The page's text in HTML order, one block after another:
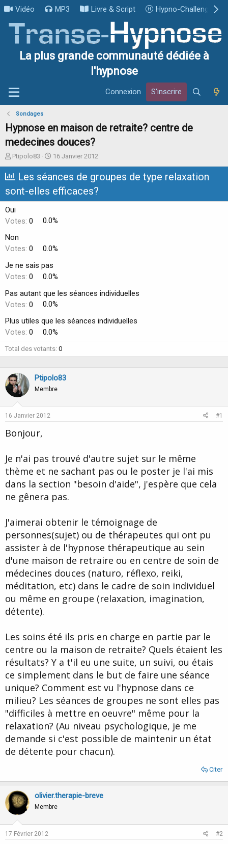
Vidéo MP3 Livre & Script Hypno-Challenge
La plus grande communauté dédiée à
l'hypnose
Connexion S'inscrire
Sondages
Hypnose en maison de retraite? centre de
medecines douces?
I
i
i
a
t
e
r
d
l
a
i
s
u
s
i
o
Ptipolo83
D
t
d
e
é
t
16 Janvier 2012
Les séances de groupes de type relaxation
sont-elles efficaces?
Oui
Votes: 0
0.0%
Non
Votes: 0
0.0%
Je ne sais pas
Votes: 0
0.0%
Pas autant que les séances individuelles
Votes: 0
0.0%
Plus utiles que les séances individuelles
Votes: 0 0.0%
Total des votants 0
Ptipolo83
Membre
16 Janvier 2012 #1
Bonjour,
Je n'ai pas trouvé d'autre sujet sur le même
thème et ne sachant pas ou le poster je l'ai mis
dans la section "besoin d'aide", j'espère que cela
ne gênera pas.
J'aimerai obtenir le témoignage de
personnes(sujet) ou de thérapeutes qui ont pu
assister à de l'hypnose thérapeutique au sein
d'une maison de retraire ou en centre de soin de
médecines douces (naturo, réflexo, reiki,
méditation, etc) dans le cadre de soin individuel
ou même en groupe (relaxation, imagination,
détente).
Les soins été ils pris en charge en partie par le
centre ou la maison de retraite? Quels étaient les
résultats? Y a t'il eu une suite, un suivi, ou étais
ce simplement dans le but de faire une séance
unique? Comment est vu l'hypnose dans ce
milieu? Les séances de groupes ne sont elles pas
"difficiles à mettre en oeuvre" même pour la
relaxation? (Au niveau psychologique, je me
demande si c'est possible de maintenir un état
de détente pour chacun).
Citer
olivier.therapie-breve
Membre
17 Février 2012 #2